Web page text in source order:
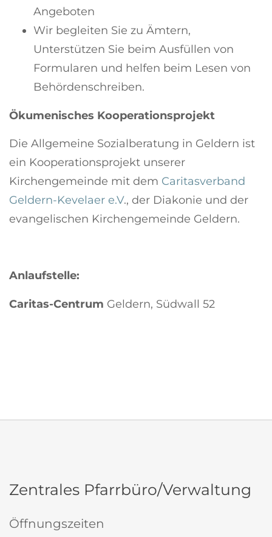
Angeboten
Wir begleiten Sie zu Ämtern,
Unterstützen Sie beim Ausfüllen von
Formularen und helfen beim Lesen von
Behördenschreiben.
Ökumenisches Kooperationsprojekt
Die Allgemeine Sozialberatung in Geldern ist
ein Kooperationsprojekt unserer
Kirchengemeinde mit dem Caritasverband
Geldern-Kevelaer e.V., der Diakonie und der
evangelischen Kirchengemeinde Geldern.
Anlaufstelle:
Caritas-Centrum Geldern, Südwall 52
Zentrales Pfarrbüro/Verwaltung
Öffnungszeiten